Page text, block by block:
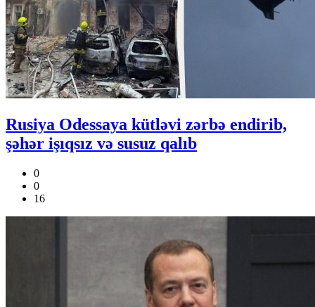
Rusiya Odessaya kütləvi zərbə endirib,
şəhər işıqsız və susuz qalıb
0
0
16